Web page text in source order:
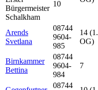
Bürgermeister
Schalkham
10
Arends
Svetlana
08744
9604-
985
14 (1.
OG)
Birnkammer
Bettina
08744
9604-
984
7
08744